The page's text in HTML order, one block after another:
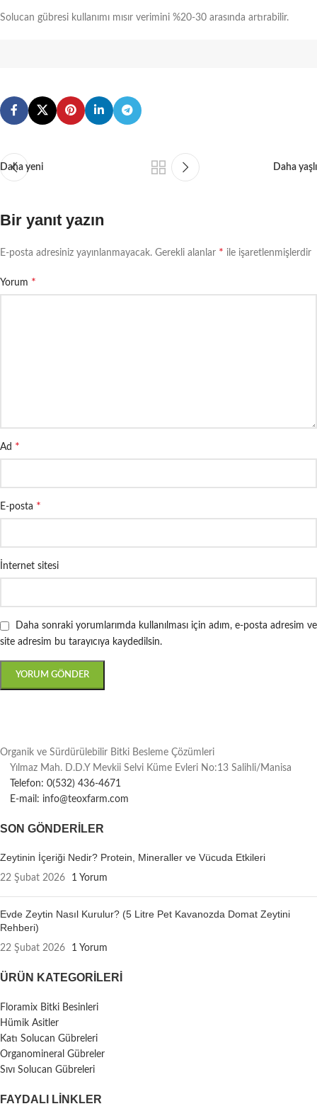
Solucan gübresi kullanımı mısır verimini %20-30 arasında artırabilir.
Daha yeni Daha yaşlı
Bir yanıt yazın
E-posta adresiniz yayınlanmayacak. Gerekli alanlar * ile işaretlenmişlerdir
Yorum *
Ad *
E-posta *
İnternet sitesi
Daha sonraki yorumlarımda kullanılması için adım, e-posta adresim ve
site adresim bu tarayıcıya kaydedilsin.
Organik ve Sürdürülebilir Bitki Besleme Çözümleri
Yılmaz Mah. D.D.Y Mevkii Selvi Küme Evleri No:13 Salihli/Manisa
Telefon: 0(532) 436-4671
E-mail: info@teoxfarm.com
SON GÖNDERILER
Zeytinin İçeriği Nedir? Protein, Mineraller ve Vücuda Etkileri
22 Şubat 2026 1 Yorum
Evde Zeytin Nasıl Kurulur? (5 Litre Pet Kavanozda Domat Zeytini
Rehberi)
22 Şubat 2026 1 Yorum
ÜRÜN KATEGORILERI
Floramix Bitki Besinleri
Hümik Asitler
Katı Solucan Gübreleri
Organomineral Gübreler
Sıvı Solucan Gübreleri
FAYDALI LİNKLER